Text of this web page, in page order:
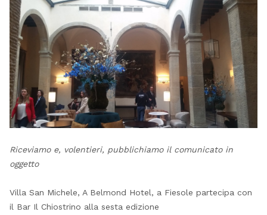
Riceviamo e, volentieri, pubblichiamo il comunicato in
oggetto
Villa San Michele, A Belmond Hotel, a Fiesole partecipa con
il Bar Il Chiostrino alla sesta edizione